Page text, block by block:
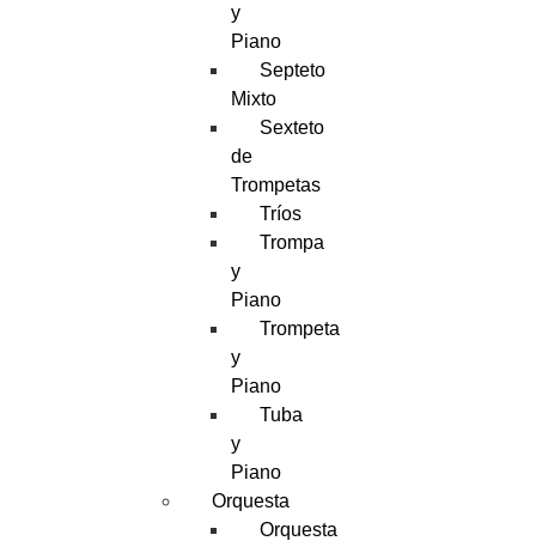
y
Piano
Septeto
Mixto
Sexteto
de
Trompetas
Tríos
Trompa
y
Piano
Trompeta
y
Piano
Tuba
y
Piano
Orquesta
Orquesta